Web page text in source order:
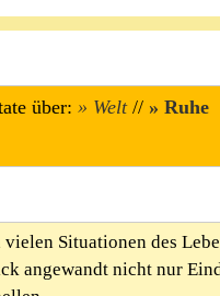
über: Welt// Ruhe
Situationen des
angewandt nicht nur